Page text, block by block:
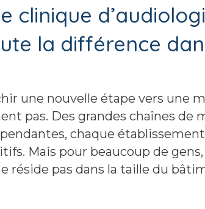
clinique
la différence
une nouvelle étape vers une
pas. Des grandes chaînes de
chaque
Mais pour beaucoup de gens,
réside pas dans la taille du